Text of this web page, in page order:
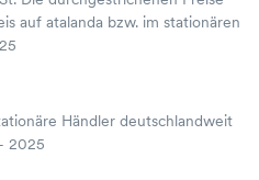
auf atalanda bzw. im stationären
Händler deutschlandweit
2025